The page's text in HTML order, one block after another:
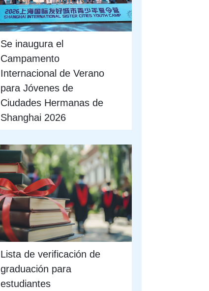
Se inaugura el
Campamento
Internacional de Verano
para Jóvenes de
Ciudades Hermanas de
Shanghai 2026
Lista de verificación de
graduación para
estudiantes